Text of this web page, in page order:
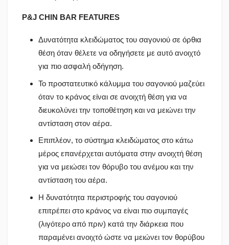
P&J CHIN BAR FEATURES
Δυνατότητα κλειδώματος του σαγονιού σε όρθια
θέση όταν θέλετε να οδηγήσετε με αυτό ανοιχτό
για πιο ασφαλή οδήγηση.
Το προστατευτικό κάλυμμα του σαγονιού μαζεύει
όταν το κράνος είναι σε ανοιχτή θέση για να
διευκολύνει την τοποθέτηση και να μειώνει την
αντίσταση στον αέρα.
Επιπλέον, το σύστημα κλειδώματος στο κάτω
μέρος επανέρχεται αυτόματα στην ανοιχτή θέση
για να μειώσει τον θόρυβο του ανέμου και την
αντίσταση του αέρα.
Η δυνατότητα περιστροφής του σαγονιού
επιτρέπει στο κράνος να είναι πιο συμπαγές
(λιγότερο από πριν) κατά την διάρκεια που
παραμένει ανοιχτό ώστε να μειώνει τον θορύβου